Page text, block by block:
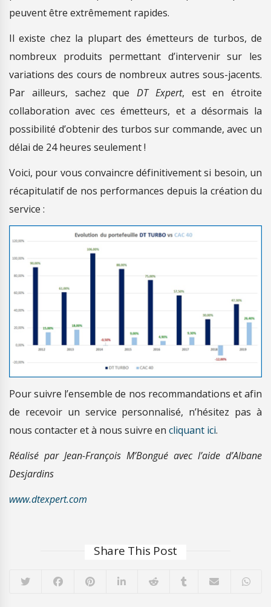
peuvent être extrêmement rapides.
Il existe chez la plupart des émetteurs de turbos, de
nombreux produits permettant d’intervenir sur les
variations des cours de nombreux autres sous-jacents.
Par ailleurs, sachez que DT Expert, est en étroite
collaboration avec ces émetteurs, et a désormais la
possibilité d’obtenir des turbos sur commande, avec un
délai de 24 heures seulement !
Voici, pour vous convaincre définitivement si besoin, un
récapitulatif de nos performances depuis la création du
service :
Pour suivre l’ensemble de nos recommandations et afin
de recevoir un service personnalisé, n’hésitez pas à
nous contacter et à nous suivre en cliquant ici.
Réalisé par Jean-François M’Bongué avec l’aide d’Albane
Desjardins
www.dtexpert.com
Share This Post